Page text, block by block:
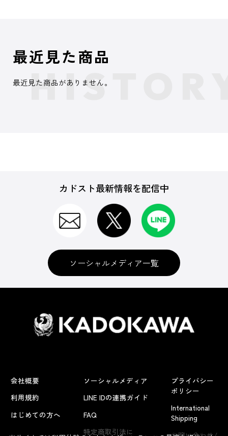
よくあるお問い合わせ
最近見た商品
最近見た商品がありません。
カドスト最新情報を配信中
ソーシャルメディア一覧
会社概要
利用規約
はじめての方へ
ソーシャルメディア
LINE IDの連携ガイド
FAQ
特定商取引法に
プライバシー
ポリシー
International
Shipping